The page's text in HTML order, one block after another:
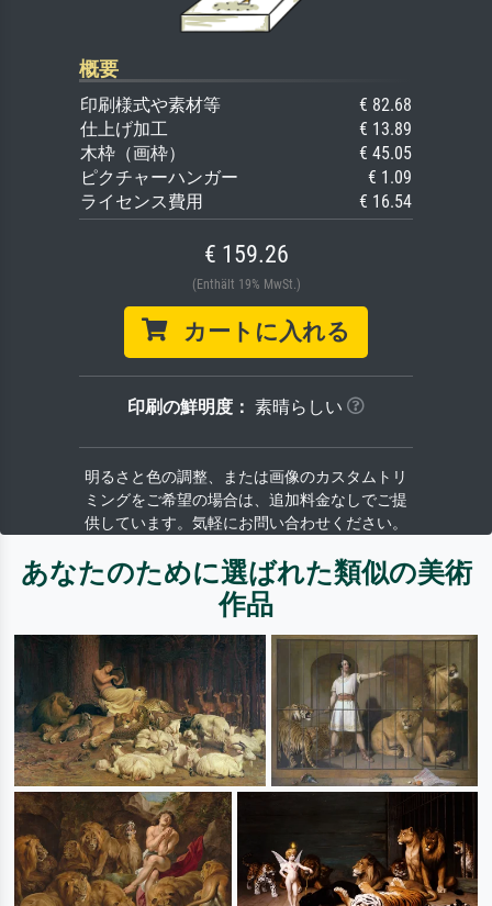
概要
印刷様式や素材等
€ 82.68
仕上げ加工
€ 13.89
木枠（画枠）
€ 45.05
ピクチャーハンガー
€ 1.09
ライセンス費用
€ 16.54
€ 159.26
(Enthält 19% MwSt.)
カートに入れる
印刷の鮮明度： 素晴らしい
明るさと色の調整、または画像のカスタムトリ
ミングをご希望の場合は、追加料金なしでご提
供しています。気軽にお問い合わせください。
あなたのために選ばれた類似の美術
作品